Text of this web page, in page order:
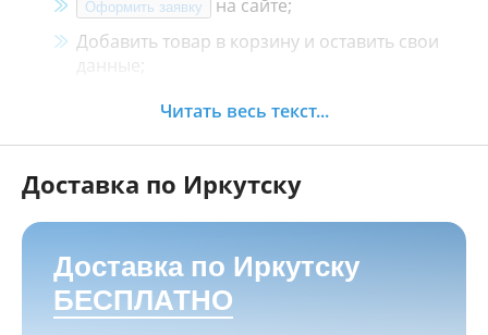
Оформить заявку
на сайте;
Добавить товар в корзину и оставить свои
данные;
Менеджер свяжется с Вами в течение 30
Как оплатить:
Наличными, пластиковой картой, кредитной
картой и картой ХАЛВА в кассе нашего
магазина по адресуг. Иркутск, ул. Баррикад
24а, Мотосалон БАРС
Читать весь текст...
Доставка по Иркутску
Доставка по Иркутску
БЕСПЛАТНО